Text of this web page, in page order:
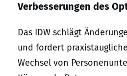
Verbesserungen des
Das IDW schlägt
und fordert
Wechsel von